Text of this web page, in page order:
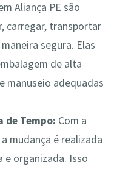
Aliança PE são
carregar, transportar
segura. Elas
de alta
manuseio adequadas
de Tempo: Com a
mudança é realizada
e organizada. Isso